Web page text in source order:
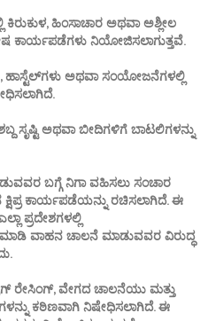
ಹಿಂಸಾಚಾರ ಅಥವಾ ಅಶ್ಲೀಲ
ಕಾರ್ಯಪಡೆಗಳು ನಿಯೋಜಿಸಲಾಗುತ್ತವೆ.
ಅಥವಾ ಸಂಯೋಜನೆಗಳಲ್ಲಿ
ಸೃಷ್ಟಿ ಅಥವಾ ಬೀದಿಗಳಿಗೆ ಬಾಟಲಿಗಳನ್ನು
ಬಗ್ಗೆ ನಿಗಾ ವಹಿಸಲು ಸಂಚಾರ
ಕ್ಷಿಪ್ರ ಕಾರ್ಯಪಡೆಯನ್ನು ರಚಿಸಲಾಗಿದೆ. ಈ
ಪ್ರದೇಶಗಳಲ್ಲಿ
ವಾಹನ ಚಾಲನೆ ಮಾಡುವವರ ವಿರುದ್ಧ
ರೇಸಿಂಗ್, ವೇಗದ ಚಾಲನೆಯು ಮತ್ತು
ಕಠಿಣವಾಗಿ ನಿಷೇಧಿಸಲಾಗಿದೆ. ಈ